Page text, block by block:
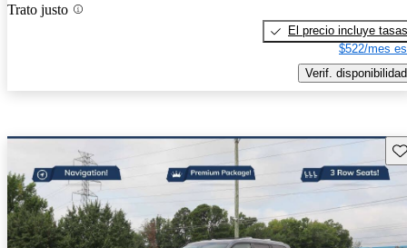
Trato justo
El precio incluye tasas
$522/mes
Verif. disponibilidad